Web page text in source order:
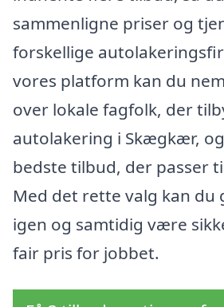
sammenligne priser og
forskellige
vores platform kan du
over lokale fagfolk, der
autolakering i Skægkær,
bedste tilbud, der passer
Med det rette valg kan du
igen og samtidig være
fair pris for jobbet.